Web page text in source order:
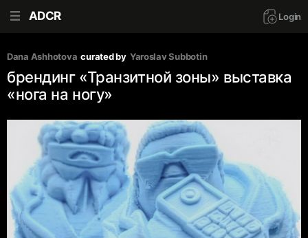
ADCR Login
Dana Ashhotova curated by Yaroslav Subbotin
брендинг «Транзитной зоны» выставка
«нога на ногу»